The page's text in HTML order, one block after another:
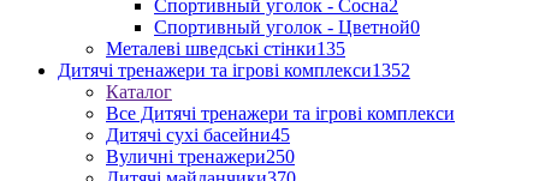
Спортивный уголок - Сосна2
Спортивный уголок - Цветной0
Металеві шведські стінки135
Дитячі тренажери та ігрові комплекси1352
Каталог
Все Дитячі тренажери та ігрові комплекси
Дитячі сухі басейни45
Вуличні тренажери250